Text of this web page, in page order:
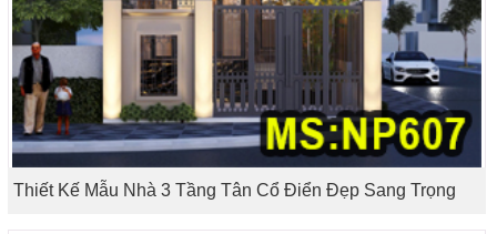
Thiết Kế Mẫu Nhà 3 Tầng Tân Cổ Điển Đẹp Sang Trọng